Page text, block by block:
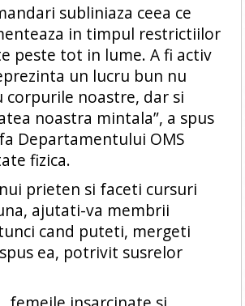
subliniaza ceea ce
in timpul restrictiilor
peste tot in lume. A fi activ
un lucru bun nu
corpurile noastre, dar si
noastra mintala”, a spus
Departamentului OMS
fizica.
prieten si faceti cursuri
ajutati-va membrii
cand puteti, mergeti
ea, potrivit susrelor